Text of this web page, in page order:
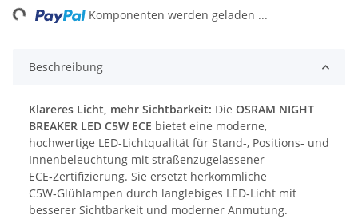
Komponenten werden geladen ...
Beschreibung
Klareres Licht, mehr Sichtbarkeit: Die OSRAM NIGHT
BREAKER LED C5W ECE bietet eine moderne,
hochwertige LED‑Lichtqualität für Stand‑, Positions‑ und
Innenbeleuchtung mit straßenzugelassener
ECE‑Zertifizierung. Sie ersetzt herkömmliche
C5W‑Glühlampen durch langlebiges LED‑Licht mit
besserer Sichtbarkeit und moderner Anmutung.